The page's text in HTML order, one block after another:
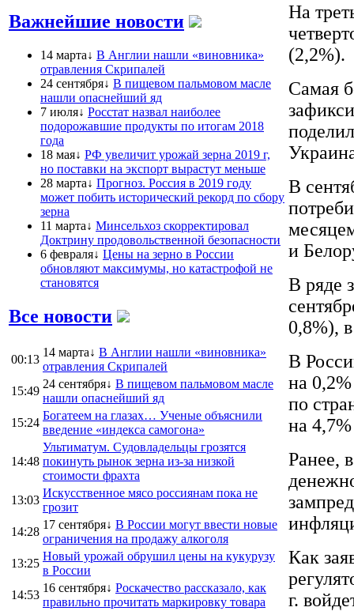
Важнейшие новости
14 марта↓ В Англии нашли «виновника»
отравления Скрипалей
24 сентября↓ В пищевом пальмовом масле
нашли опаснейший яд
7 июля↓ Росстат назвал наиболее
подорожавшие продукты по итогам 2018
года
18 мая↓ РФ увеличит урожай зерна 2019 г,
но поставки на экспорт вырастут меньше
28 марта↓ Прогноз. Россия в 2019 году
может побить исторический рекорд по сбору
зерна
11 марта↓ Минсельхоз скорректировал
Доктрину продовольственной безопасности
6 февраля↓ Цены на зерно в России
обновляют максимумы, но катастрофой не
становятся
Все новости
00:13
14 марта↓ В Англии нашли «виновника»
отравления Скрипалей
15:49
24 сентября↓ В пищевом пальмовом масле
нашли опаснейший яд
15:24
Богатеем на глазах… Ученые объяснили
введение «индекса самогона»
14:48
Ультиматум. Судовладельцы грозятся
покинуть рынок зерна из-за низкой
стоимости фрахта
13:03
Искусственное мясо россиянам пока не
грозит
14:28
17 сентября↓ В России могут ввести новые
ограничения на продажу алкоголя
13:25
Новый урожай обрушил цены на кукурузу
в России
14:53
16 сентября↓ Роскачество рассказало, как
правильно прочитать маркировку товара
На
(2,2%).
Самая
В
и
В ряде
0,8%),
В
на
по
на
Ранее,
Как
г.